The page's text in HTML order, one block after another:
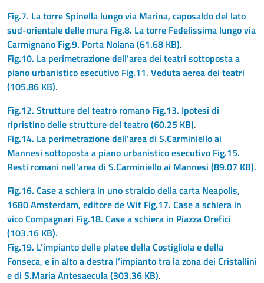
Fig.7. La torre Spinella lungo via Marina, caposaldo del lato
sud-orientale delle mura Fig.8. La torre Fedelissima lungo via
Carmignano Fig.9. Porta Nolana(61.68 KB).
Fig.10. La perimetrazione dell’area dei teatri sottoposta a
piano urbanistico esecutivo Fig.11. Veduta aerea dei teatri
(105.86 KB).
Fig.12. Strutture del teatro romano Fig.13. Ipotesi di
ripristino delle strutture del teatro(60.25 KB).
Fig.14. La perimetrazione dell’area di S.Carminiello ai
Mannesi sottoposta a piano urbanistico esecutivo Fig.15.
Resti romani nell’area di S.Carminiello ai Mannesi (89.07 KB).
Fig.16. Case a schiera in uno stralcio della carta Neapolis,
1680 Amsterdam, editore de Wit Fig.17. Case a schiera in
vico Compagnari Fig.18. Case a schiera in Piazza Orefici
(103.16 KB).
Fig.19. L’impianto delle platee della Costigliola e della
Fonseca, e in alto a destra l’impianto tra la zona dei Cristallini
e di S.Maria Antesaecula(303.36 KB).